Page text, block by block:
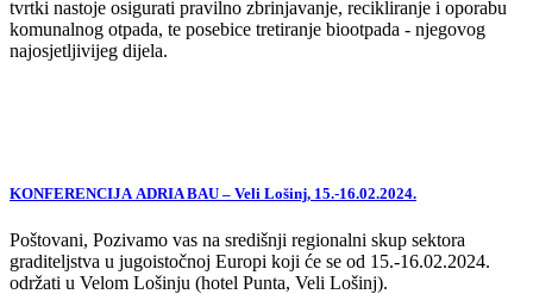
tvrtki nastoje osigurati pravilno zbrinjavanje, recikliranje i oporabu
komunalnog otpada, te posebice tretiranje biootpada - njegovog
najosjetljivijeg dijela.
KONFERENCIJA ADRIA BAU – Veli Lošinj, 15.-16.02.2024.
Poštovani, Pozivamo vas na središnji regionalni skup sektora
graditeljstva u jugoistočnoj Europi koji će se od 15.-16.02.2024.
održati u Velom Lošinju (hotel Punta, Veli Lošinj).